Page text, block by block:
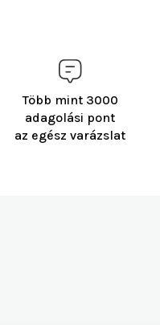
Több mint 3000
adagolási pont
az egész varázslat